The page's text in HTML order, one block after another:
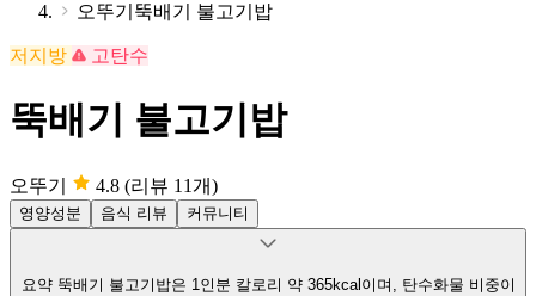
오뚜기뚝배기 불고기밥
저지방 고탄수
뚝배기 불고기밥
오뚜기 4.8 (리뷰 11개)
영양성분 음식 리뷰 커뮤니티
요약 뚝배기 불고기밥은 1인분 칼로리 약 365kcal이며, 탄수화물 비중이